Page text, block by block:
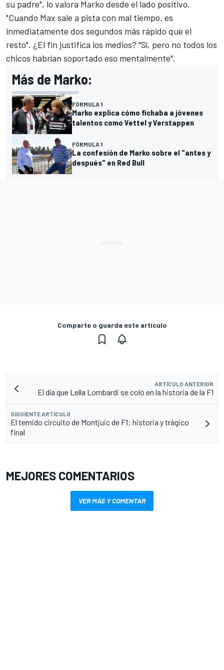
su padre", lo valora Marko desde el lado positivo.
"Cuando Max sale a pista con mal tiempo, es
inmediatamente dos segundos más rápido que el
resto". ¿El fin justifica los medios? "Sí, pero no todos los
chicos habrían soportado eso mentalmente".
Más de Marko:
FÓRMULA 1
Marko explica cómo fichaba a jóvenes
talentos como Vettel y Verstappen
FÓRMULA 1
La confesión de Marko sobre el "antes y
después" en Red Bull
Comparte o guarda este artículo
ARTÍCULO ANTERIOR
El día que Lella Lombardi se coló en la historia de la F1
SIGUIENTE ARTÍCULO
El temido circuito de Montjuic de F1: historia y trágico
final
MEJORES COMENTARIOS
VER MÁS Y COMENTAR